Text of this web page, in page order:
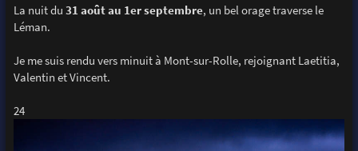
s
s
a
La nuit du 31 août au 1er septembre, un bel orage traverse le
Léman.
Je me suis rendu vers minuit à Mont-sur-Rolle, rejoignant Laetitia,
Valentin et Vincent.
24